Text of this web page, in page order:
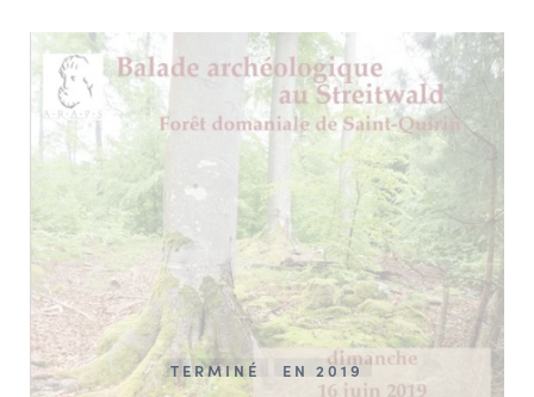
PORTAIL CULTURE
Comité d'Histoire Régionale
Service Inventaire et Patrimoines de la Région Grand Est
VOUS ÊTES…
Amateurs d’histoire et de patrimoine
Responsables de structures
Étudiants & chercheurs
TERMINÉ EN 2019